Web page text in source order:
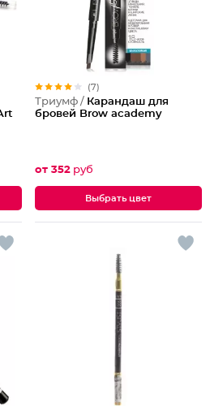
(7)
Триумф / Карандаш для
бровей Brow academy
от 352 руб
Выбрать цвет